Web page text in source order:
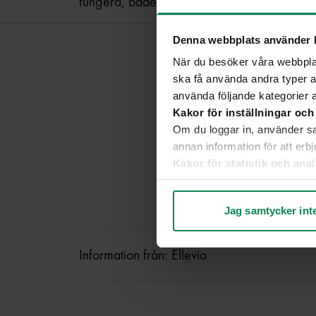
Denna webbplats använder
När du besöker våra
ska få använda andra typer
använda följande kategorier
Kakor för inställningar
Om du loggar in, använder
annan information för att
Kakor för statistik och
Genom att analysera hur du
Kakor som hjälper oss att
Läs mer på fliken "Om”
Du kan när som helst
Jag samtycker
Information från: Ellevio